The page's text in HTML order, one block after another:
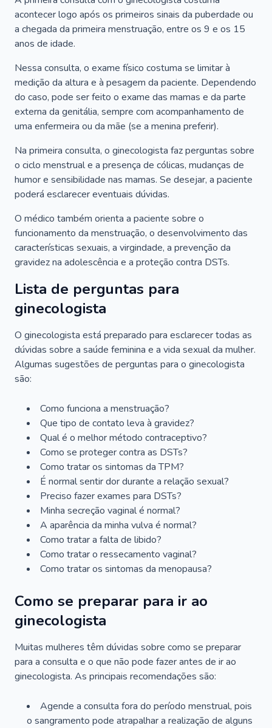
acontecer logo após os primeiros sinais da puberdade ou
a chegada da primeira menstruação, entre os 9 e os 15
anos de idade.
Nessa consulta, o exame físico costuma se limitar à
medição da altura e à pesagem da paciente. Dependendo
do caso, pode ser feito o exame das mamas e da parte
externa da genitália, sempre com acompanhamento de
uma enfermeira ou da mãe (se a menina preferir).
Na primeira consulta, o ginecologista faz perguntas sobre
o ciclo menstrual e a presença de cólicas, mudanças de
humor e sensibilidade nas mamas. Se desejar, a paciente
poderá esclarecer eventuais dúvidas.
O médico também orienta a paciente sobre o
funcionamento da menstruação, o desenvolvimento das
características sexuais, a virgindade, a prevenção da
gravidez na adolescência e a proteção contra DSTs.
Lista de perguntas para
ginecologista
O ginecologista está preparado para esclarecer todas as
dúvidas sobre a saúde feminina e a vida sexual da mulher.
Algumas sugestões de perguntas para o ginecologista
são:
Como funciona a menstruação?
Que tipo de contato leva à gravidez?
Qual é o melhor método contraceptivo?
Como se proteger contra as DSTs?
Como tratar os sintomas da TPM?
É normal sentir dor durante a relação sexual?
Preciso fazer exames para DSTs?
Minha secreção vaginal é normal?
A aparência da minha vulva é normal?
Como tratar a falta de libido?
Como tratar o ressecamento vaginal?
Como tratar os sintomas da menopausa?
Como se preparar para ir ao
ginecologista
Muitas mulheres têm dúvidas sobre como se preparar
para a consulta e o que não pode fazer antes de ir ao
ginecologista. As principais recomendações são:
Agende a consulta fora do período menstrual, pois
o sangramento pode atrapalhar a realização de alguns